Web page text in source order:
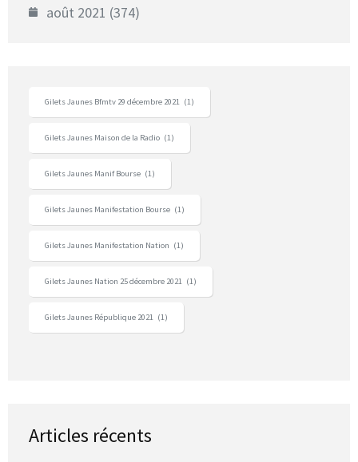
août 2021 (374)
Gilets Jaunes Bfmtv 29 décembre 2021 (1)
Gilets Jaunes Maison de la Radio (1)
Gilets Jaunes Manif Bourse (1)
Gilets Jaunes Manifestation Bourse (1)
Gilets Jaunes Manifestation Nation (1)
Gilets Jaunes Nation 25 décembre 2021 (1)
Gilets Jaunes République 2021 (1)
Articles récents